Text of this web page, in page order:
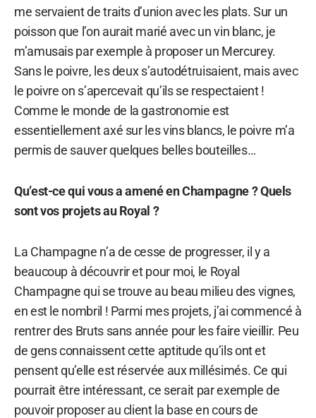
me servaient de traits d’union avec les plats. Sur un
poisson que l’on aurait marié avec un vin blanc, je
m’amusais par exemple à proposer un Mercurey.
Sans le poivre, les deux s’autodétruisaient, mais avec
le poivre on s’apercevait qu’ils se respectaient !
Comme le monde de la gastronomie est
essentiellement axé sur les vins blancs, le poivre m’a
permis de sauver quelques belles bouteilles…
Qu’est-ce qui vous a amené en Champagne ? Quels
sont vos projets au Royal ?
La Champagne n’a de cesse de progresser, il y a
beaucoup à découvrir et pour moi, le Royal
Champagne qui se trouve au beau milieu des vignes,
en est le nombril ! Parmi mes projets, j’ai commencé à
rentrer des Bruts sans année pour les faire vieillir. Peu
de gens connaissent cette aptitude qu’ils ont et
pensent qu’elle est réservée aux millésimés. Ce qui
pourrait être intéressant, ce serait par exemple de
pouvoir proposer au client la base en cours de